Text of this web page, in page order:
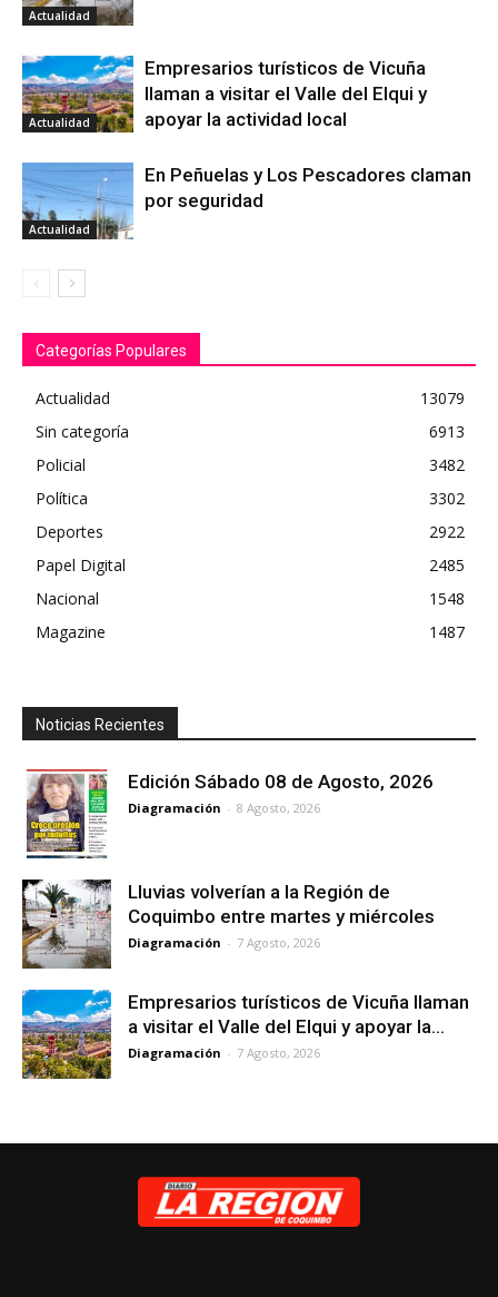
Actualidad
Actualidad
Empresarios turísticos de Vicuña
llaman a visitar el Valle del Elqui y
apoyar la actividad local
Actualidad
En Peñuelas y Los Pescadores claman
por seguridad
Categorías Populares
Actualidad
13079
Sin categoría
6913
Policial
3482
Política
3302
Deportes
2922
Papel Digital
2485
Nacional
1548
Magazine
1487
Noticias Recientes
Edición Sábado 08 de Agosto, 2026
Diagramación - 8 Agosto, 2026
Lluvias volverían a la Región de
Coquimbo entre martes y miércoles
Diagramación - 7 Agosto, 2026
Empresarios turísticos de Vicuña llaman
a visitar el Valle del Elqui y apoyar la...
Diagramación - 7 Agosto, 2026